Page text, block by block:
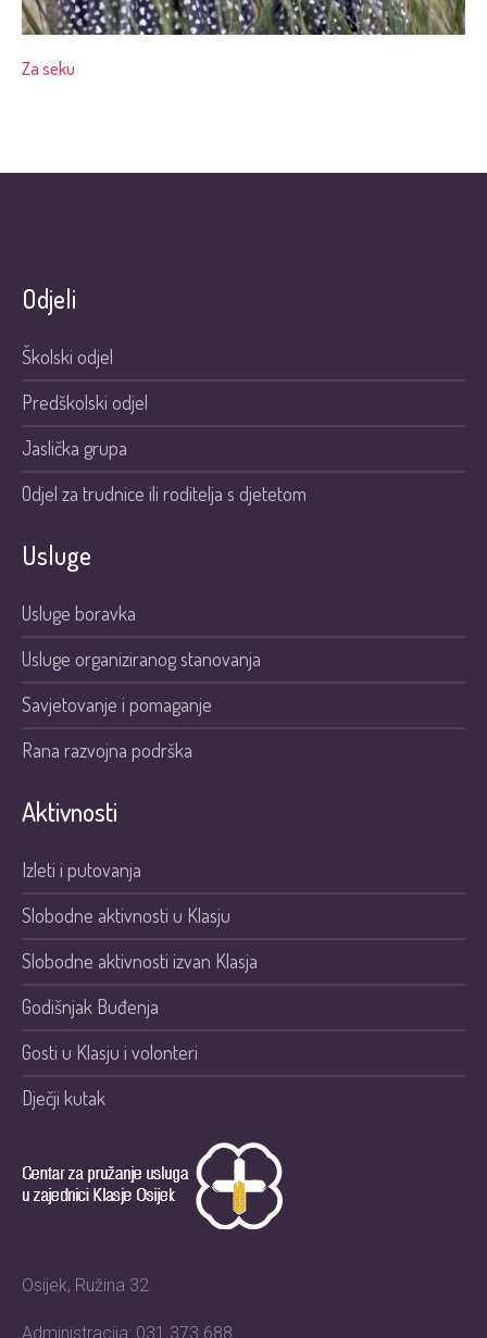
Za seku
Odjeli
Školski odjel
Predškolski odjel
Jaslička grupa
Odjel za trudnice ili roditelja s djetetom
Usluge
Usluge boravka
Usluge organiziranog stanovanja
Savjetovanje i pomaganje
Rana razvojna podrška
Aktivnosti
Izleti i putovanja
Slobodne aktivnosti u Klasju
Slobodne aktivnosti izvan Klasja
Godišnjak Buđenja
Gosti u Klasju i volonteri
Dječji kutak
Osijek, Ružina 32
Administracija: 031 373 688